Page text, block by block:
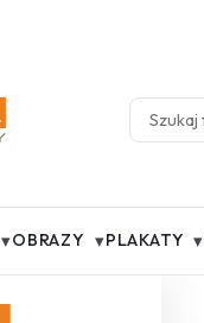
▾OBRAZY ▾PLAKATY ▾